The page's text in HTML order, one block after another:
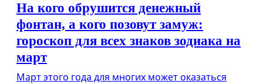
На кого обрушится денежный
фонтан, а кого позовут замуж:
гороскоп для всех знаков зодиака на
март
Март этого года для многих может оказаться